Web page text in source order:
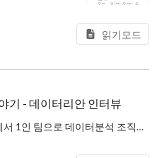
읽기모드
기 - 데이터리안 인터뷰
2018년에 마이리얼트립에서 1인 팀으로 데이터분석 조직을 만든 이후에, 지금까지 쭉 제 업무의 최우선 순위는 데이터분석가 채용이었습니다. 채용에 도움이 된다면 뭐든 마다하지 않았고 (지인 인맥 털고, 티타임 오픈하고, 블로그